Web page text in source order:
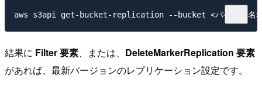
結果に Filter 要素、または、 DeleteMarkerReplication 要素
があれば、最新バージョンのレプリケーション設定です。